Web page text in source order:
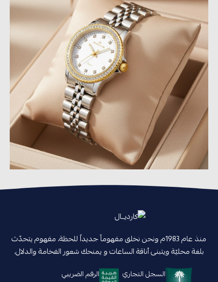
منذ عام 1983م ونحن نخلق مفهوماً جديداً للحظة، مفهوم يتحدّث
بلغة محليّة ويتبنى أناقة الساعات و يمنحك شعور الفخامة والدلال.
السجل التجاري
الرقم الضريبي